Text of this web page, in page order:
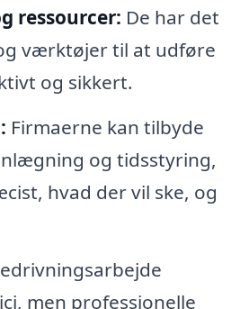
ressourcer: De har det
værktøjer til at udføre
og sikkert.
Firmaerne kan tilbyde
og tidsstyring,
hvad der vil ske, og
men professionelle